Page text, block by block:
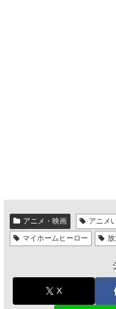
アニメ・映画 アニメ
マイホームヒーロー
放
X